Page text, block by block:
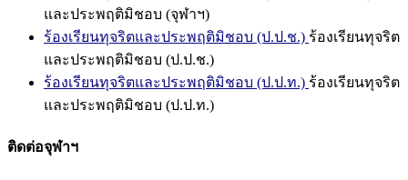
และประพฤติมิชอบ (จุฬาฯ)
ร้องเรียนทุจริตและประพฤติมิชอบ (ป.ป.ช.) ร้องเรียนทุจริต
และประพฤติมิชอบ (ป.ป.ช.)
ร้องเรียนทุจริตและประพฤติมิชอบ (ป.ป.ท.) ร้องเรียนทุจริต
และประพฤติมิชอบ (ป.ป.ท.)
ติดต่อจุฬาฯ